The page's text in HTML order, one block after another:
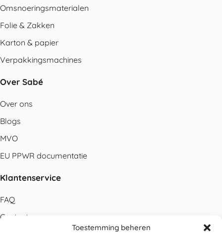
Toestemming beheren
Omsnoeringsmaterialen
Folie & Zakken
Karton & papier
Verpakkingsmachines
Over Sabé
Over ons
Blogs
MVO
EU PPWR documentatie
Klantenservice
FAQ
Contact